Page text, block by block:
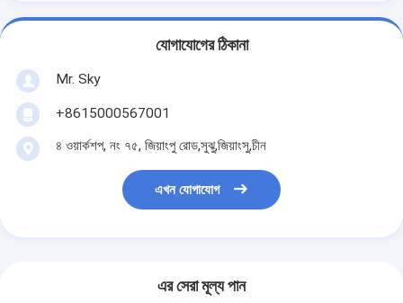
যোগাযোগের ঠিকানা
Mr. Sky
+8615000567001
৪ ওয়ার্কশপ, নং ৭৫, জিয়াংপু রোড,সুঝু,জিয়াংসু,চীন
এখন যোগাযোগ
এর সেরা মূল্য পান